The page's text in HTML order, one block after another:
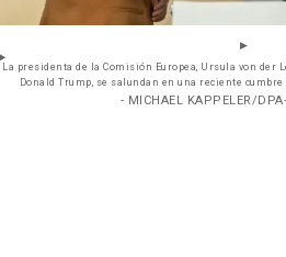
La presidenta de la Comisión Europea, Ursula von der
Donald Trump, se salundan en una reciente
- MICHAEL KAPPELER/